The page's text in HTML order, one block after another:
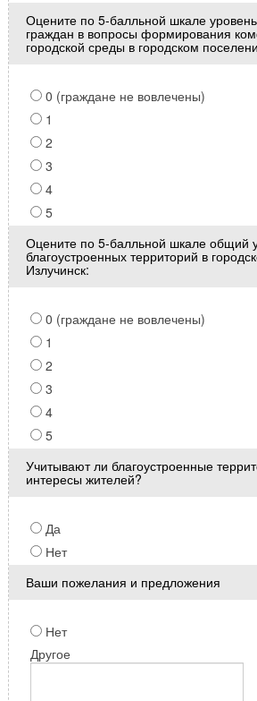
Оцените по 5-балльной шкале
граждан в вопросы формирования
городской среды в городском
0 (граждане не вовлечены)
1
2
3
4
5
Оцените по 5-балльной шкале общий
благоустроенных территорий в
Излучинск:
0 (граждане не вовлечены)
1
2
3
4
5
Учитывают ли благоустроенные
интересы жителей?
Да
Нет
Ваши пожелания и предложения
Нет
Другое